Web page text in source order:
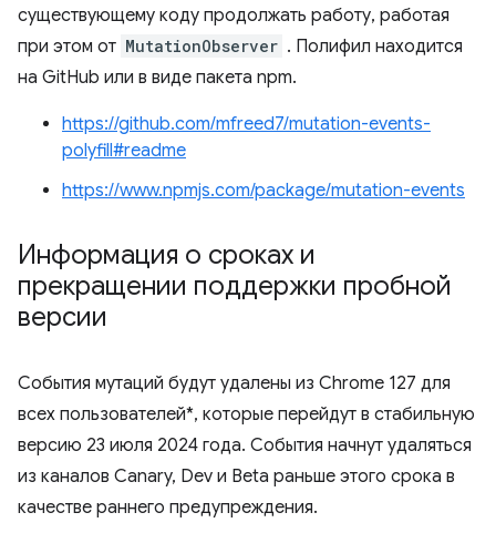
существующему коду продолжать работу, работая
при этом от MutationObserver . Полифил находится
на GitHub или в виде пакета npm.
https://github.com/mfreed7/mutation-events-
polyfill#readme
https://www.npmjs.com/package/mutation-events
Информация о сроках и
прекращении поддержки пробной
версии
События мутаций будут удалены из Chrome 127 для
всех пользователей*, которые перейдут в стабильную
версию 23 июля 2024 года. События начнут удаляться
из каналов Canary, Dev и Beta раньше этого срока в
качестве раннего предупреждения.